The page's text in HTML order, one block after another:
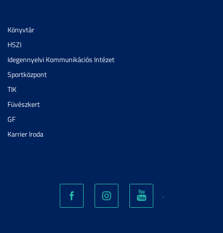
Könyvtár
HSZI
Idegennyelvi Kommunikációs Intézet
Sportközpont
TIK
Füvészkert
GF
Karrier Iroda